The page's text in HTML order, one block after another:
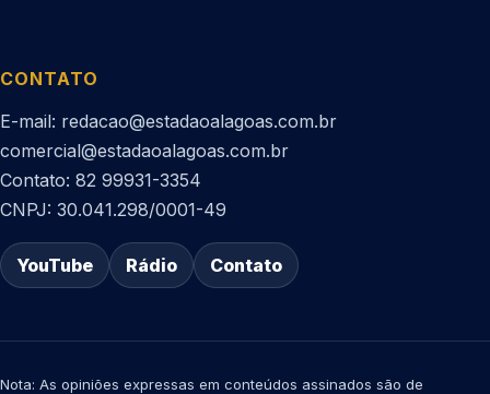
CONTATO
E-mail: redacao@estadaoalagoas.com.br
comercial@estadaoalagoas.com.br
Contato: 82 99931-3354
CNPJ: 30.041.298/0001-49
YouTube Rádio Contato
Nota: As opiniões expressas em conteúdos assinados são de